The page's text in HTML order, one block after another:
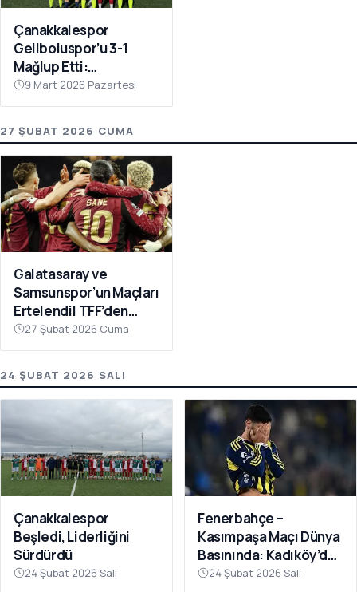
Çanakkalespor
Geliboluspor’u 3-1
Mağlup Etti:
Yenilmezlik Serisi 18
Maça Çıktı
9 Mart 2026 Pazartesi
27 ŞUBAT 2026 CUMA
Galatasaray ve
Samsunspor’un Maçları
Ertelendi! TFF’den
Avrupa Mesaisi Kararı
27 Şubat 2026 Cuma
24 ŞUBAT 2026 SALI
Çanakkalespor
Beşledi, Liderliğini
Sürdürdü
24 Şubat 2026 Salı
Fenerbahçe –
Kasımpaşa Maçı Dünya
Basınında: Kadıköy’de
Büyük Şok
24 Şubat 2026 Salı